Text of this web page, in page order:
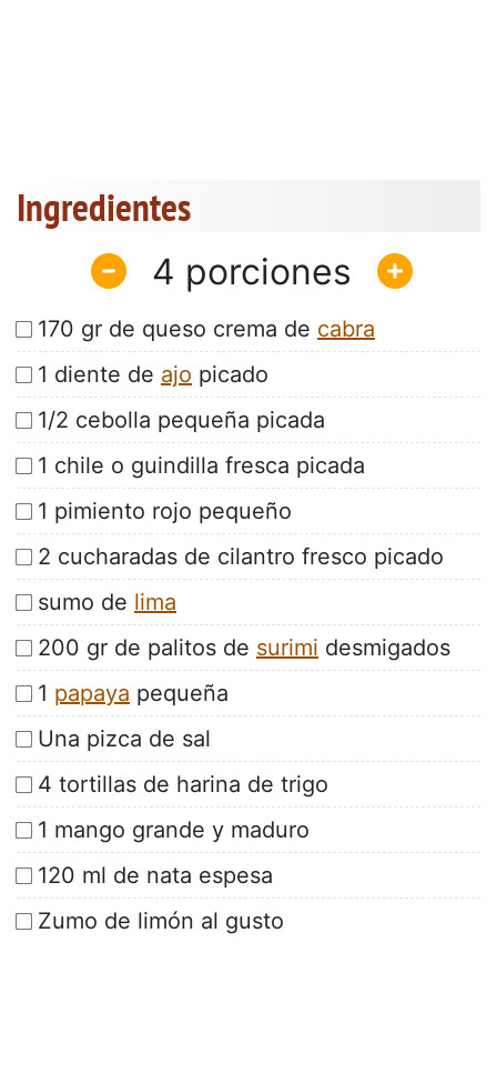
Ingredientes
4
170 gr de queso crema de cabra
1 diente de ajo picado
1/2 cebolla pequeña picada
1 chile o guindilla fresca picada
1 pimiento rojo pequeño
2 cucharadas de cilantro fresco picado
sumo de lima
200 gr de palitos de surimi desmigados
1 papaya pequeña
Una pizca de sal
4 tortillas de harina de trigo
1 mango grande y maduro
120 ml de nata espesa
Zumo de limón al gusto